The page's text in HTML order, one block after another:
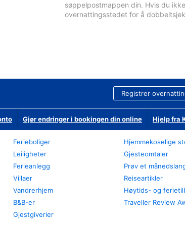
søppelpostmappen din. Hvis du
overnattingsstedet for å
Registrer
Gjør endringer i bookingen din online Hjelp fra
Ferieboliger
Leiligheter
Ferieanlegg
Villaer
Vandrerhjem
B&B-er
Gjestgiverier
Hjemmekoselige
Gjesteomtaler
Prøv et
Reiseartikler
Høytids- og
Traveller Review